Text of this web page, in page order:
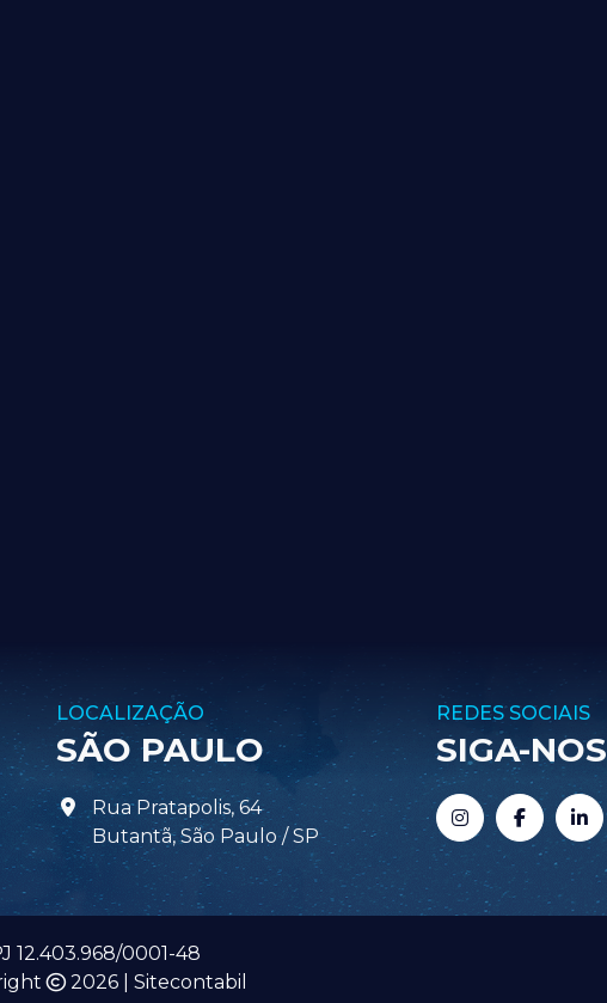
LOCALIZAÇÃO
SÃO PAULO
Rua Pratapolis, 64
Butantã, São Paulo / SP
REDES SOCIAIS
SIGA-NOS
12.403.968/0001-48
2026 | Sitecontabil